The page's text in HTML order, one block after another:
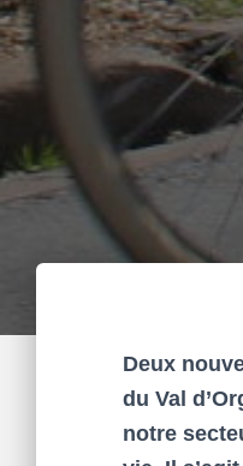
Deux
du Val
notre